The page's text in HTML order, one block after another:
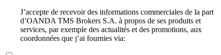
J’accepte de recevoir des informations commerciales de la part
d’OANDA TMS Brokers S.A. à propos de ses produits et
services, par exemple des actualités et des promotions, aux
coordonnées que j’ai fournies via: